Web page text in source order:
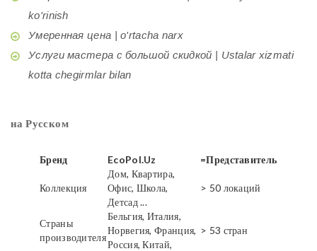
ko'rinish
Умеренная цена | o'rtacha narx
Услуги мастера с большой скидкой | Ustalar xizmati
kotta chegirmlar bilan
на Русском
Бренд EcoPol.Uz =Представитель
Коллекция
Дом, Квартира,
Офис, Школа,
Детсад ...
> 50 локаций
Страны
производителя
Бельгия, Италия,
Норвегия, Франция,
Россия, Китай,
> 53 стран